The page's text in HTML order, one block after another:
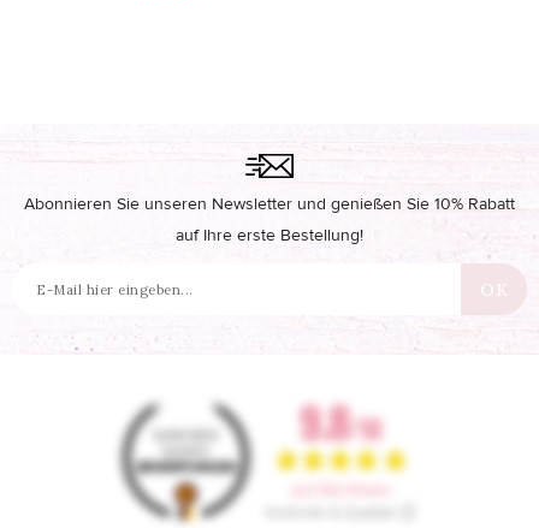
Abonnieren Sie unseren Newsletter und genießen Sie 10% Rabatt
auf Ihre erste Bestellung!